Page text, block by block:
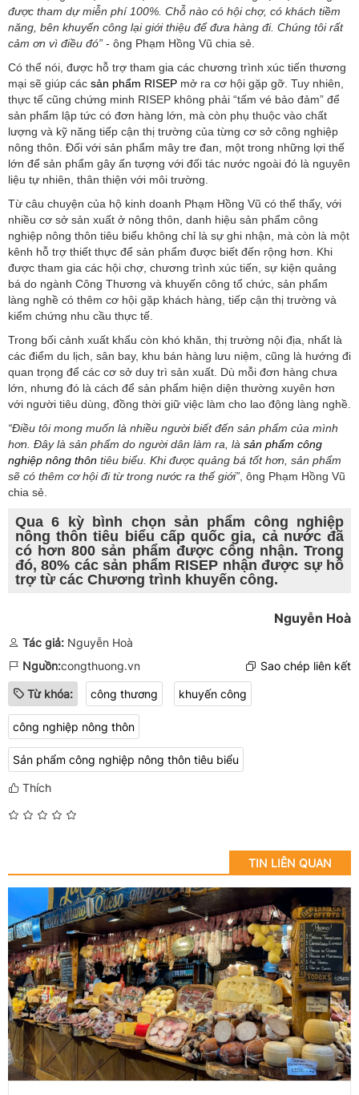
được tham dự miễn phí 100%. Chỗ nào có hội chợ, có khách tiềm
năng, bên khuyến công lại giới thiệu để đưa hàng đi. Chúng tôi rất
cảm ơn vì điều đó” - ông Phạm Hồng Vũ chia sẻ.
Có thể nói, được hỗ trợ tham gia các chương trình xúc tiến thương
mại sẽ giúp các sản phẩm RISEP mở ra cơ hội gặp gỡ. Tuy nhiên,
thực tế cũng chứng minh RISEP không phải “tấm vé bảo đảm” để
sản phẩm lập tức có đơn hàng lớn, mà còn phụ thuộc vào chất
lượng và kỹ năng tiếp cận thị trường của từng cơ sở công nghiệp
nông thôn. Đối với sản phẩm mây tre đan, một trong những lợi thế
lớn để sản phẩm gây ấn tượng với đối tác nước ngoài đó là nguyên
liệu tự nhiên, thân thiện với môi trường.
Từ câu chuyện của hộ kinh doanh Phạm Hồng Vũ có thể thấy, với
nhiều cơ sở sản xuất ở nông thôn, danh hiệu sản phẩm công
nghiệp nông thôn tiêu biểu không chỉ là sự ghi nhận, mà còn là một
kênh hỗ trợ thiết thực để sản phẩm được biết đến rộng hơn. Khi
được tham gia các hội chợ, chương trình xúc tiến, sự kiện quảng
bá do ngành Công Thương và khuyến công tổ chức, sản phẩm
làng nghề có thêm cơ hội gặp khách hàng, tiếp cận thị trường và
kiểm chứng nhu cầu thực tế.
Trong bối cảnh xuất khẩu còn khó khăn, thị trường nội địa, nhất là
các điểm du lịch, sân bay, khu bán hàng lưu niệm, cũng là hướng đi
quan trọng để các cơ sở duy trì sản xuất. Dù mỗi đơn hàng chưa
lớn, nhưng đó là cách để sản phẩm hiện diện thường xuyên hơn
với người tiêu dùng, đồng thời giữ việc làm cho lao động làng nghề.
“Điều tôi mong muốn là nhiều người biết đến sản phẩm của mình
hơn. Đây là sản phẩm do người dân làm ra, là sản phẩm công
nghiệp nông thôn tiêu biểu. Khi được quảng bá tốt hơn, sản phẩm
sẽ có thêm cơ hội đi từ trong nước ra thế giới” , ông Phạm Hồng Vũ
chia sẻ.
Qua 6 kỳ bình chọn sản phẩm công nghiệp
nông thôn tiêu biểu cấp quốc gia, cả nước đã
có hơn 800 sản phẩm được công nhận. Trong
đó, 80% các sản phẩm RISEP nhận được sự hỗ
trợ từ các Chương trình khuyến công.
Nguyễn Hoà
Tác giả: Nguyễn Hoà
Nguồn:congthuong.vn Sao chép liên kết
Từ khóa: công thương khuyến công
công nghiệp nông thôn
Sản phẩm công nghiệp nông thôn tiêu biểu
Thích
TIN LIÊN QUAN